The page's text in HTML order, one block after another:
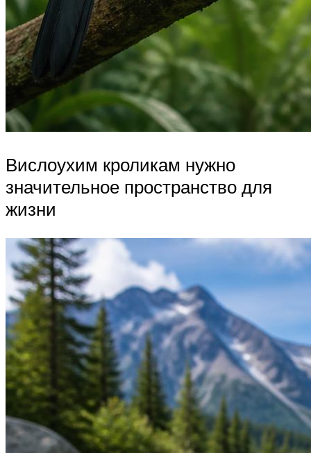
Вислоухим кроликам нужно
значительное пространство для
жизни